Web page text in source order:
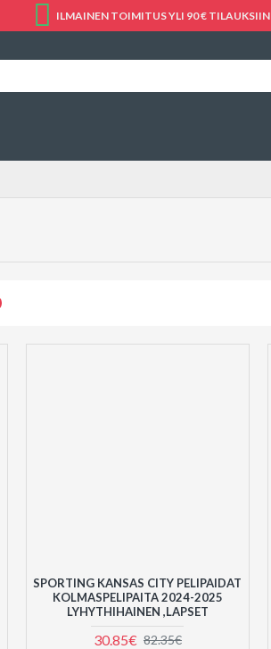
ILMAINEN TOIMITUS YLI 90 € TILAUKSIIN
SPORTING KANSAS CITY PELIPAIDAT
KOLMASPELIPAITA 2024-2025
LYHYTHIHAINEN ,LAPSET
30.85€ 82.35€